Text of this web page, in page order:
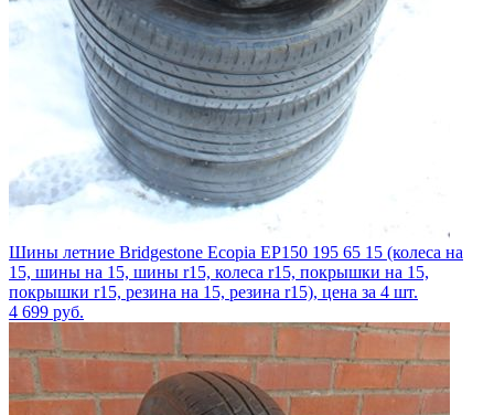
Шины летние Bridgestone Ecopia EP150 195 65 15 (колеса на
15, шины на 15, шины r15, колеса r15, покрышки на 15,
покрышки r15, резина на 15, резина r15), цена за 4 шт.
4 699 руб.